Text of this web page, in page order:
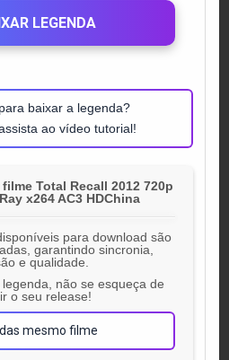
LEGENDA
baixar a legenda?
ao vídeo tutorial!
Total Recall 2012 720p
x264 AC3 HDChina
para download são
garantindo sincronia,
e qualidade.
não se esqueça de
o seu release!
mesmo filme